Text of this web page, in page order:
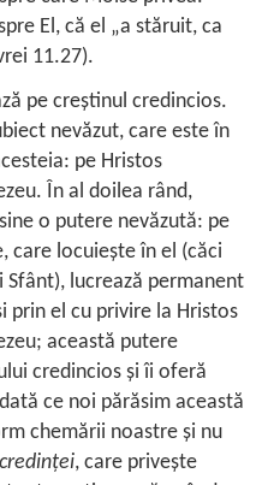
El, că el „a stăruit, ca
11.27).
pe creştinul credincios.
nevăzut, care este în
pe Hristos
În al doilea rând,
o putere nevăzută: pe
care locuieşte în el (căci
lucrează permanent
prin el cu privire la Hristos
această putere
credincios şi îi oferă
ce noi părăsim această
chemării noastre şi nu
credinţei, care priveşte